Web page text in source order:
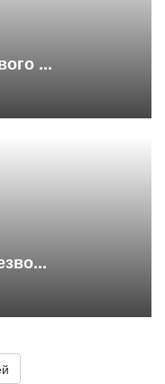
...